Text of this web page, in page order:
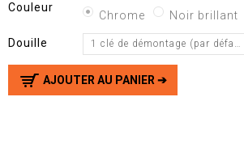
Couleur
Chrome Noir brillant
Douille 1 clé de démontage (par défaut)
AJOUTER AU PANIER ➔